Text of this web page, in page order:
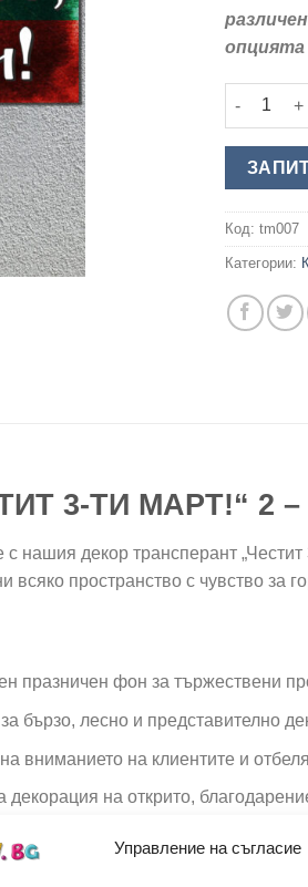
Управление на съгласие
опцията
Код: tm007
Категории:
3-ТИ МАРТ!“ 2 –
нашия декор трансперант
пространство с чувство за
празничен фон за тържествени
бързо, лесно и представително
вниманието на клиентите и
декорация на открито,
и исторически фотосесии.